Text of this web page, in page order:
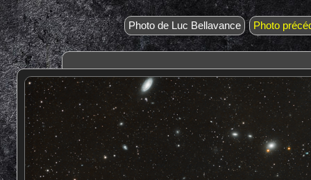
Photo de Luc Bellavance Photo